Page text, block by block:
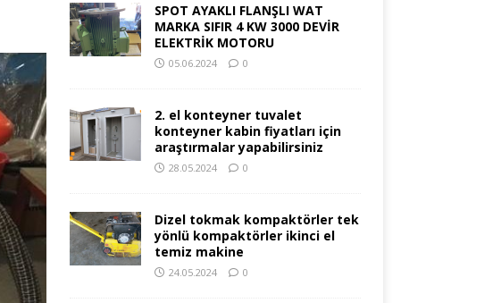
SPOT AYAKLI FLANŞLI WAT
MARKA SIFIR 4 KW 3000 DEVİR
ELEKTRİK MOTORU
05.06.2024 0
2. el konteyner tuvalet
konteyner kabin fiyatları için
araştırmalar yapabilirsiniz
28.05.2024 0
Dizel tokmak kompaktörler tek
yönlü kompaktörler ikinci el
temiz makine
24.05.2024 0